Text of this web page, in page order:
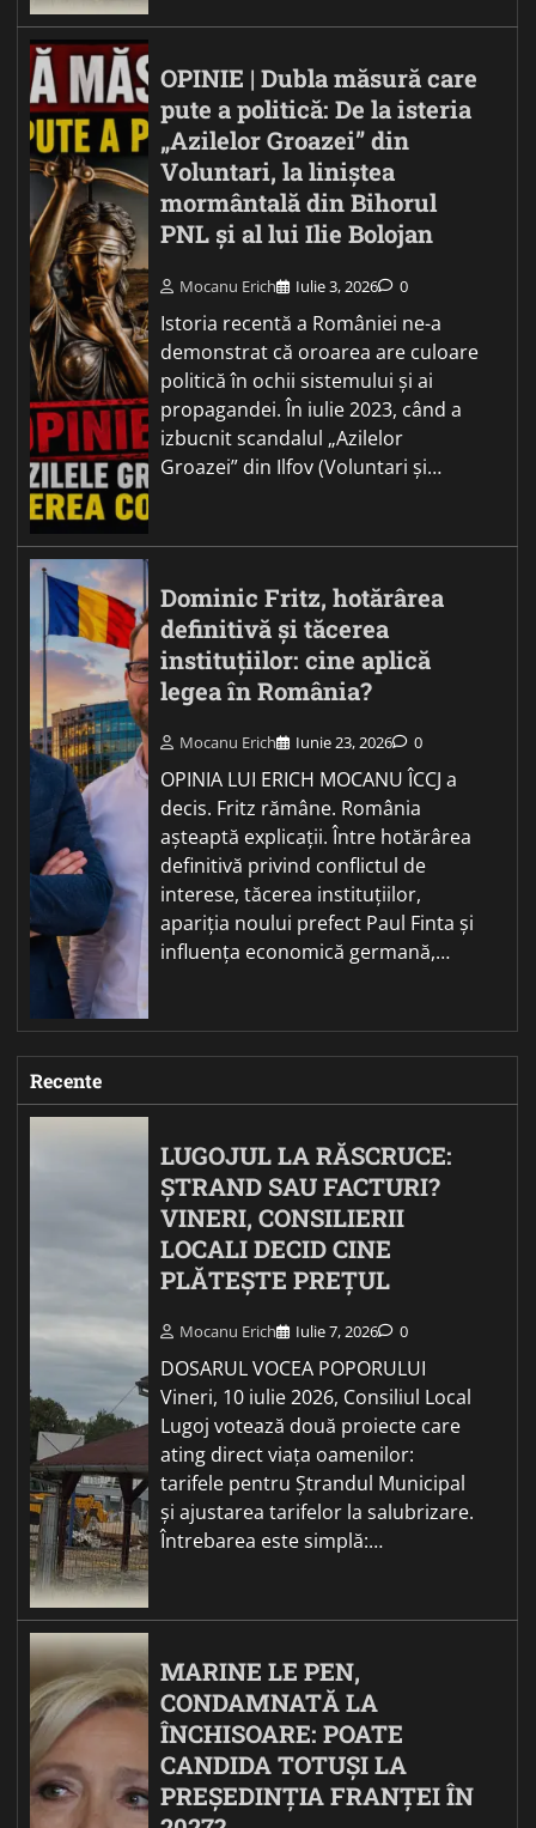
OPINIE | Dubla măsură care
pute a politică: De la isteria
„Azilelor Groazei” din
Voluntari, la liniștea
mormântală din Bihorul
PNL și al lui Ilie Bolojan
Mocanu Erich Iulie 3, 2026 0
Istoria recentă a României ne-a
demonstrat că oroarea are culoare
politică în ochii sistemului și ai
propagandei. În iulie 2023, când a
izbucnit scandalul „Azilelor
Groazei” din Ilfov (Voluntari și…
Dominic Fritz, hotărârea
definitivă și tăcerea
instituțiilor: cine aplică
legea în România?
Mocanu Erich Iunie 23, 2026 0
OPINIA LUI ERICH MOCANU ÎCCJ a
decis. Fritz rămâne. România
așteaptă explicații. Între hotărârea
definitivă privind conflictul de
interese, tăcerea instituțiilor,
apariția noului prefect Paul Finta și
influența economică germană,…
Recente
LUGOJUL LA RĂSCRUCE:
ȘTRAND SAU FACTURI?
VINERI, CONSILIERII
LOCALI DECID CINE
PLĂTEȘTE PREȚUL
Mocanu Erich Iulie 7, 2026 0
DOSARUL VOCEA POPORULUI
Vineri, 10 iulie 2026, Consiliul Local
Lugoj votează două proiecte care
ating direct viața oamenilor:
tarifele pentru Ștrandul Municipal
și ajustarea tarifelor la salubrizare.
Întrebarea este simplă:…
MARINE LE PEN,
CONDAMNATĂ LA
ÎNCHISOARE: POATE
CANDIDA TOTUȘI LA
PREȘEDINȚIA FRANȚEI ÎN